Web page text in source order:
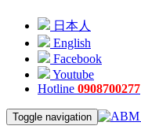
日本人
English
Facebook
Youtube
Hotline 0908700277
Toggle navigation